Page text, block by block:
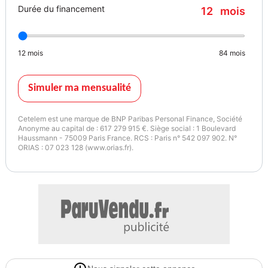
- Climatisation automatique bi-zone
- Miroir de surveillance enfants
- Lumière d'ambiance personnalisable
- Rétroviseurs extérieurs électriques, dégivrants, rabattables
automatiquement
- Ciel de toit gris anthracite
- Jantes alliage 19" Komah diamantées noir
- Alerte franchissement de ligne et assistant maintien dans la voie
freinage d'urgence automatique
- Sortie sécurisée des occupants
- Assistance de conduite avec une remorque
- Banquette AR coulissante 1/3-2/3 avec dossier 40/20/40
Durée du financement 12 mois
12 mois 84 mois
Simuler ma mensualité
Cetelem est une marque de BNP Paribas Personal Finance, Société
Anonyme au capital de : 617 279 915 €. Siège social : 1 Boulevard
Haussmann - 75009 Paris France. RCS : Paris n° 542 097 902. N°
ORIAS : 07 023 128 (www.orias.fr).